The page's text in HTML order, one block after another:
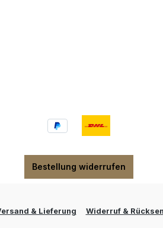
Bestellung widerrufen
& Lieferung Widerruf &